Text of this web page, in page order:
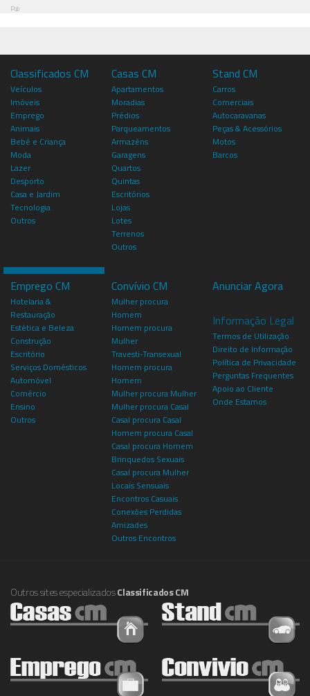
Pub
Classificados CM
Veículos
Imóveis
Emprego
Animais
Bebé e Criança
Moda
Lazer
Desporto
Casa e Jardim
Tecnologia
Outros
Casas CM
Apartamentos
Moradias
Prédios
Parqueamentos
Armazéns
Garagens
Quartos
Quintas
Escritórios
Lojas
Lotes
Terrenos
Outros
Stand CM
Carros
Comerciais
Autocaravanas
Peças & Acessórios
Motos
Barcos
Emprego CM
Hotelaria &
Restauração
Estética e Beleza
Construção
Escritório
Serviços Domésticos
Automóvel
Comércio
Ensino
Outros
Convívio CM
Mulher procura
Homem
Homem procura
Mulher
Travesti-Transexual
Homem procura
Homem
Mulher procura Mulher
Mulher procura Casal
Casal procura Casal
Homem procura Casal
Casal procura Homem
Brinquedos Sexuais
Casal procura Mulher
Locais Sensuais
Encontros Casuais
Conexões Perdidas
Amizades
Outros Encontros
Anunciar Agora
Informação Legal
Termos de Utilização
Direito de Informação
Política de Privacidade
Perguntas Frequentes
Apoio ao Cliente
Onde Estamos
Outros sites especializadosClassificados CM